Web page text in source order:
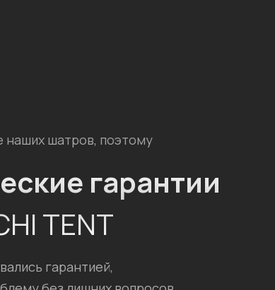
наших шатров, поэтому
гарантии
TENT
гарантией,